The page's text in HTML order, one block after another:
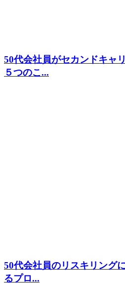
50代会社員がセカンドキャ
５つのこ...
50代会社員のリスキリング
るプロ...